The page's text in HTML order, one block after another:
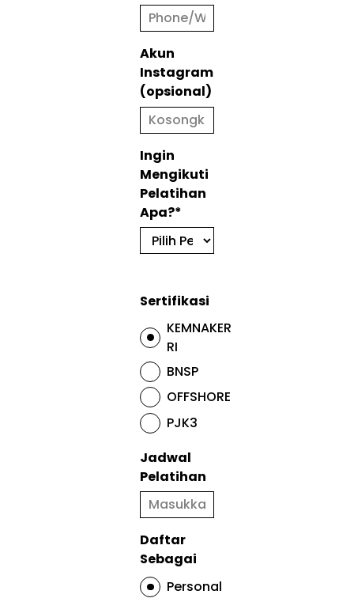
Akun
Instagram
(opsional)
Ingin
Mengikuti
Pelatihan
Apa?*
Sertifikasi
KEMNAKER
RI
BNSP
OFFSHORE
PJK3
Jadwal
Pelatihan
Daftar
Sebagai
Personal